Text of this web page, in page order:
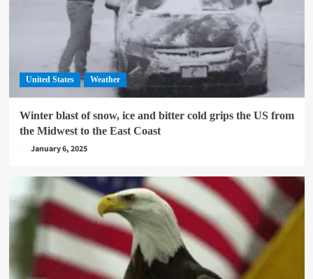
United States Weather
Winter blast of snow, ice and bitter cold grips the US from
the Midwest to the East Coast
January 6, 2025